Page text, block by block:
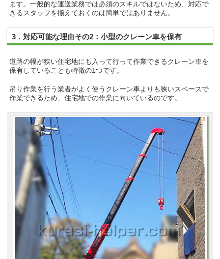
ます。一般的な運送業務では必須のスキルではないため、対応で
きるスタッフを揃えておくのは簡単ではありません。
3．対応可能な理由その2：小型のクレーン車を保有
道路の幅が狭い住宅地にも入って行って作業できるクレーン車を
保有していることも特徴の1つです。
吊り作業を行う業者がよく使うクレーン車よりも狭いスペースで
作業できるため、住宅地での作業に向いているのです。